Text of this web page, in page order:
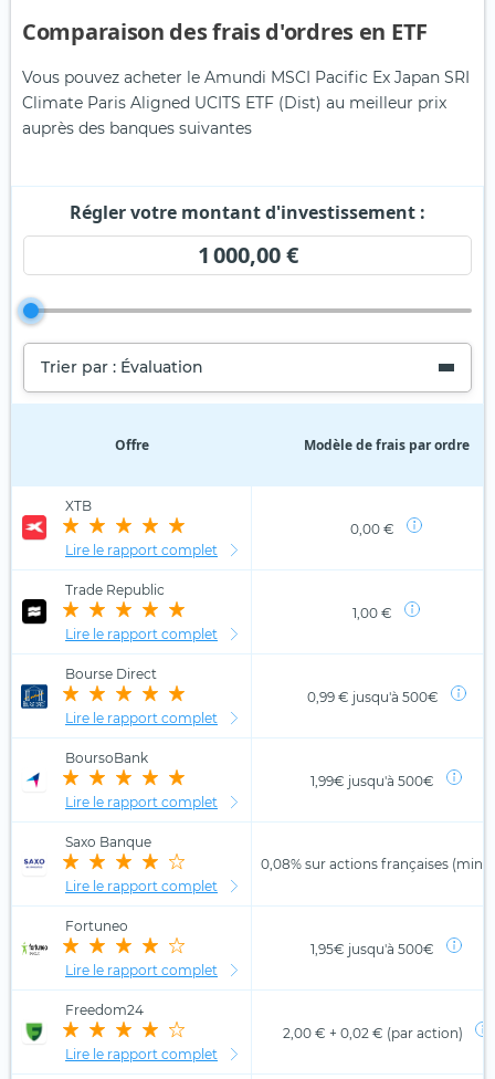
Comparaison des frais d'ordres en ETF
Vous pouvez acheter le Amundi MSCI Pacific Ex Japan SRI
Climate Paris Aligned UCITS ETF (Dist) au meilleur prix
auprès des banques suivantes
Régler votre montant d'investissement :
1 000,00 €
Trier par : Évaluation
Offre Modèle de frais par ordre
XTB
Lire le rapport complet
0,00 €
Trade Republic
Lire le rapport complet
1,00 €
Bourse Direct
Lire le rapport complet
0,99 € jusqu'à 500€
BoursoBank
Lire le rapport complet
1,99€ jusqu'à 500€
Saxo Banque
Lire le rapport complet
0,08% sur actions françaises (min.
Fortuneo
Lire le rapport complet
1,95€ jusqu'à 500€
Freedom24
Lire le rapport complet
2,00 € + 0,02 € (par action)